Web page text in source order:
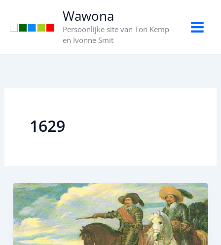
Wawona
Persoonlijke site van Ton Kemp
en Ivonne Smit
1629